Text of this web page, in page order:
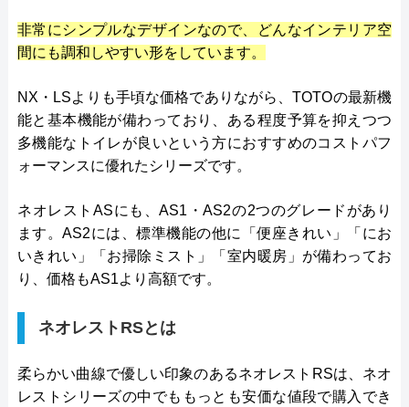
非常にシンプルなデザインなので、どんなインテリア空
間にも調和しやすい形をしています。
NX・LSよりも手頃な価格でありながら、TOTOの最新機
能と基本機能が備わっており、ある程度予算を抑えつつ
多機能なトイレが良いという方におすすめのコストパフ
ォーマンスに優れたシリーズです。
ネオレストASにも、AS1・AS2の2つのグレードがあり
ます。AS2には、標準機能の他に「便座きれい」「にお
いきれい」「お掃除ミスト」「室内暖房」が備わってお
り、価格もAS1より高額です。
ネオレストRSとは
柔らかい曲線で優しい印象のあるネオレストRSは、ネオ
レストシリーズの中でももっとも安価な値段で購入でき